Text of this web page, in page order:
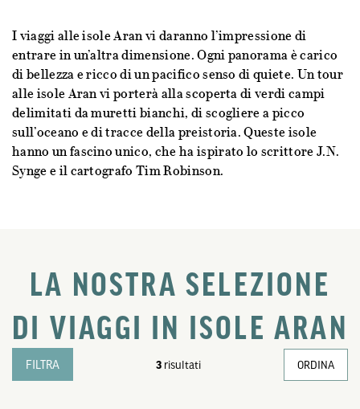
I viaggi alle isole Aran vi daranno l’impressione di
entrare in un’altra dimensione. Ogni panorama è carico
di bellezza e ricco di un pacifico senso di quiete. Un tour
alle isole Aran vi porterà alla scoperta di verdi campi
delimitati da muretti bianchi, di scogliere a picco
sull’oceano e di tracce della preistoria. Queste isole
hanno un fascino unico, che ha ispirato lo scrittore J.N.
Synge e il cartografo Tim Robinson.
LA NOSTRA SELEZIONE
DI VIAGGI IN ISOLE ARAN
FILTRA 3 risultati ORDINA